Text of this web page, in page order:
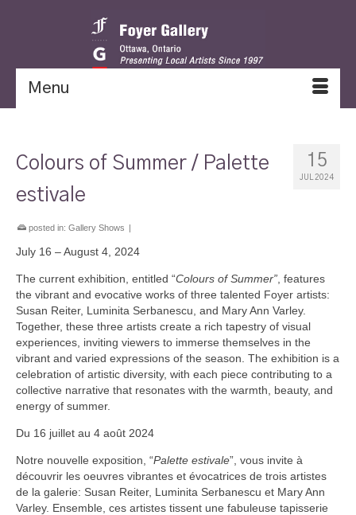
Menu
15
JUL 2024
Colours of Summer / Palette
estivale
posted in: Gallery Shows |
July 16 – August 4, 2024
The current exhibition, entitled “Colours of Summer” , features
the vibrant and evocative works of three talented Foyer artists:
Susan Reiter, Luminita Serbanescu, and Mary Ann Varley.
Together, these three artists create a rich tapestry of visual
experiences, inviting viewers to immerse themselves in the
vibrant and varied expressions of the season. The exhibition is a
celebration of artistic diversity, with each piece contributing to a
collective narrative that resonates with the warmth, beauty, and
energy of summer.
Du 16 juillet au 4 août 2024
Notre nouvelle exposition, “Palette estivale”, vous invite à
découvrir les oeuvres vibrantes et évocatrices de trois artistes
de la galerie: Susan Reiter, Luminita Serbanescu et Mary Ann
Varley. Ensemble, ces artistes tissent une fabuleuse tapisserie